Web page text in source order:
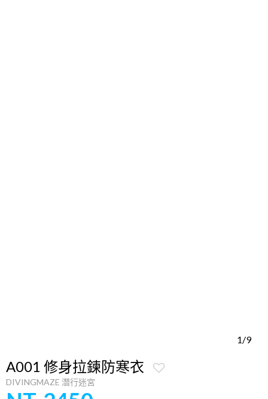
1/9
A001 修身拉鍊防寒衣
DIVINGMAZE 潛行迷宮